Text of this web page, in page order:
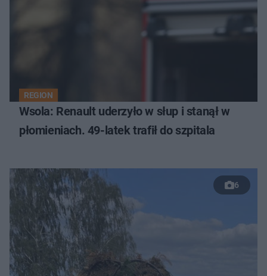
REGION
Wsola: Renault uderzyło w słup i stanął w
płomieniach. 49-latek trafił do szpitala
6